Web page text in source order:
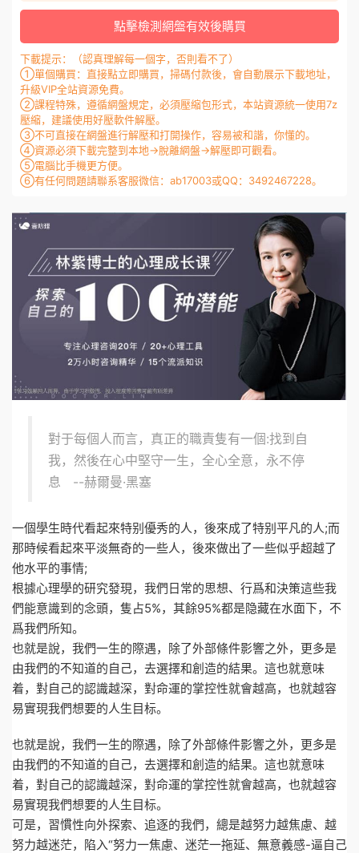
點擊檢測網盤有效後購買
下載提示：（認真理解每一個字，否則看不了）
①單個購買：直接點立即購買，掃碼付款後，會自動展示下載地址，
升級VIP全站資源免費。
②課程特殊，遵循網盤規定，必須壓縮包形式，本站資源統一使用7z
壓縮，建議使用好壓軟件解壓。
③不可直接在網盤進行解壓和打開操作，容易被和諧，你懂的。
④資源必須下載完整到本地→脫離網盤→解壓即可觀看。
⑤電腦比手機更方便。
⑥有任何問題請聯系客服微信：ab17003或QQ：3492467228。
對于每個人而言，真正的職責隻有一個:找到自
我，然後在心中堅守一生，全心全意，永不停
息 --赫爾曼·黑塞
一個學生時代看起來特别優秀的人，後來成了特别平凡的人;而
那時候看起來平淡無奇的一些人，後來做出了一些似乎超越了
他水平的事情;
根據心理學的研究發現，我們日常的思想、行爲和決策這些我
們能意識到的念頭，隻占5%，其餘95%都是隐藏在水面下，不
爲我們所知。
也就是說，我們一生的際遇，除了外部條件影響之外，更多是
由我們的不知道的自己，去選擇和創造的結果。這也就意味
着，對自己的認識越深，對命運的掌控性就會越高，也就越容
易實現我們想要的人生目标。
也就是說，我們一生的際遇，除了外部條件影響之外，更多是
由我們的不知道的自己，去選擇和創造的結果。這也就意味
着，對自己的認識越深，對命運的掌控性就會越高，也就越容
易實現我們想要的人生目标。
可是，習慣性向外探索、追逐的我們，總是越努力越焦慮、越
努力越迷茫，陷入“努力一焦慮、迷茫一拖延、無意義感-逼自己